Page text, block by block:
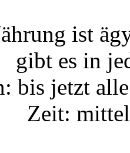
ist
gibt es in
bis jetzt
Zeit: